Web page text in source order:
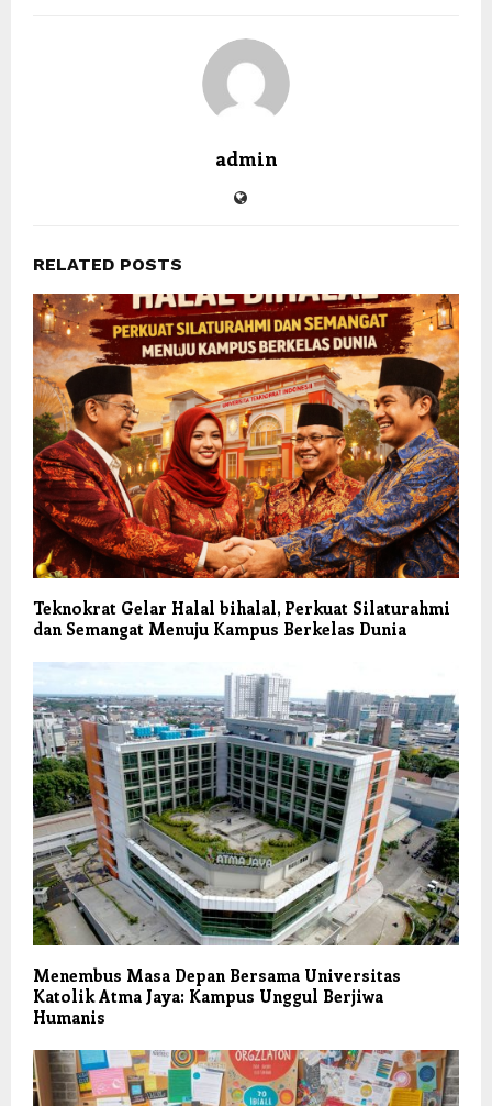
admin
RELATED POSTS
Teknokrat Gelar Halal bihalal, Perkuat Silaturahmi
dan Semangat Menuju Kampus Berkelas Dunia
Menembus Masa Depan Bersama Universitas
Katolik Atma Jaya: Kampus Unggul Berjiwa
Humanis